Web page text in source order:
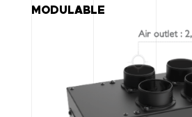
MODULABLE